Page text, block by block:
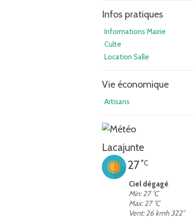
Infos pratiques
Informations Mairie
Culte
Location Salle
Vie économique
Artisans
Lacajunte
27°C
Ciel dégagé
Min: 27 °C
Max: 27 °C
Vent: 26 kmh 322°